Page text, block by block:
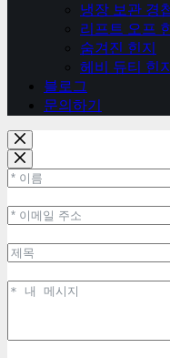
냉장 보관 경
리프트 오프
숨겨진 힌지
헤비 듀티 힌지
블로그
문의하기